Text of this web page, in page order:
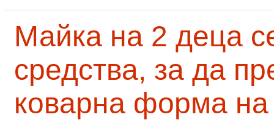
Майка на 2 деца
средства, за да
коварна форма на